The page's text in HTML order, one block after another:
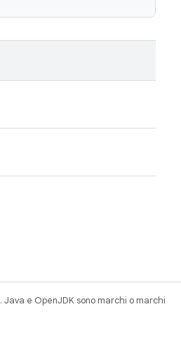
. Java e OpenJDK sono marchi o marchi